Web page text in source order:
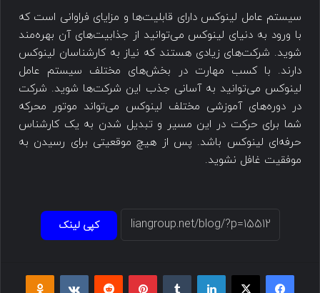
سیستم عامل لینوکس دارای قابلیت‌ها و مزایای فراوانی است که
با ورود به دنیای لینوکس می‌توانید از جذابیت‌های آن بهره‌مند
شوید. شرکت‌های زیادی هستند که نیاز به کارشناسان لینوکس
دارند. با کسب مهارت در بخش‌های مختلف سیستم عامل
لینوکس می‌توانید به آسانی جذب این شرکت‌ها شوید. شرکت
در دوره‌های آموزشی مختلف لینوکس می‌تواند موتور محرکه
شما برای حرکت در این مسیر و تبدیل شدن به یک کارشناس
حرفه‌ای لینوکس باشد. پس از هیچ موقعیتی برای رسیدن به
موفقیت غافل نشوید.
کپی لینک